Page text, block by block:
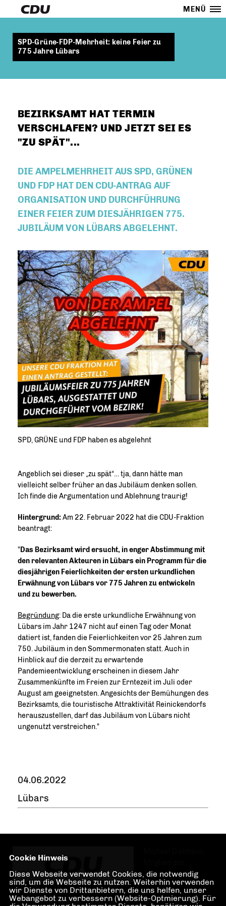
MENÜ
SPD-Grüne-FDP-Mehrheit: keine Feier zu
775 Jahre Lübars
BEZIRKSAMT HAT TERMIN
VERSCHLAFEN? UND JETZT SEI ES
"ZU SPÄT"...
DIE AMPELMEHRHEIT AUS SPD, GRÜNEN
UND FDP HAT DEN CDU-ANTRAG AUF
ORGANISATION UND DURCHFÜHRUNG
EINER FEIER ZUM DIESJÄHRIGEN 775.
JUBILÄUM VON LÜBARS ABGELEHNT.
SPD, GRÜNE und FDP haben es abgelehnt
Angeblich sei dieser „zu spät“… tja, dann hätte man
vielleicht selber früher an das Jubiläum denken sollen.
Ich finde die Argumentation und Ablehnung traurig!
Hintergrund: Am 22. Februar 2022 hat die CDU-Fraktion
beantragt:
"Das Bezirksamt wird ersucht, in enger Abstimmung mit
den relevanten Akteuren in Lübars ein Programm für die
diesjährigen Feierlichkeiten der ersten urkundlichen
Erwähnung von Lübars vor 775 Jahren zu entwickeln
und zu bewerben.
Begründung: Da die erste urkundliche Erwähnung von
Lübars im Jahr 1247 nicht auf einen Tag oder Monat
datiert ist, fanden die Feierlichkeiten vor 25 Jahren zum
750. Jubiläum in den Sommermonaten statt. Auch in
Hinblick auf die derzeit zu erwartende
Pandemieentwicklung erscheinen in diesem Jahr
Zusammenkünfte im Freien zur Erntezeit im Juli oder
August am geeignetsten. Angesichts der Bemühungen des
Bezirksamts, die touristische Attraktivität Reinickendorfs
herauszustellen, darf das Jubiläum von Lübars nicht
ungenutzt verstreichen."
04.06.2022
Lübars
Abgeordnetenhauses von Berlin, CDU-Fraktion. Wahlkreis
Cookie Hinweis
Diese Webseite verwendet Cookies, die notwendig
sind, um die Webseite zu nutzen. Weiterhin verwenden
wir Dienste von Drittanbietern, die uns helfen, unser
Webangebot zu verbessern (Website-Optmierung). Für